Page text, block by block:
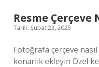
Resme Çerçeve
Tarih: Şubat 23, 2025
Fotoğrafa çerçeve
kenarlık ekleyin Özel